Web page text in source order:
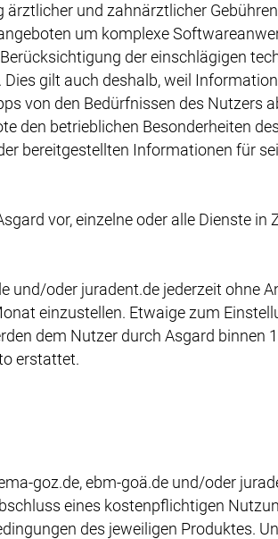
und zahnärztlicher
um komplexe
der einschlägigen
gilt auch deshalb, weil
von den Bedürfnissen des Nutzers
den betrieblichen Besonderheiten
bereitgestellten Informationen für
vor, einzelne oder alle Dienste
und/oder juradent.de jederzeit ohne
einzustellen. Etwaige zum
dem Nutzer durch Asgard binnen
erstattet.
goz.de, ebm-goä.de und/oder
eines kostenpflichtigen
des jeweiligen Produktes.